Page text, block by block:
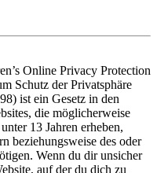
Online Privacy Protection
Schutz der Privatsphäre
ist ein Gesetz in den
die möglicherweise
13 Jahren erheben,
beziehungsweise des oder
Wenn du dir unsicher
auf der du dich zu